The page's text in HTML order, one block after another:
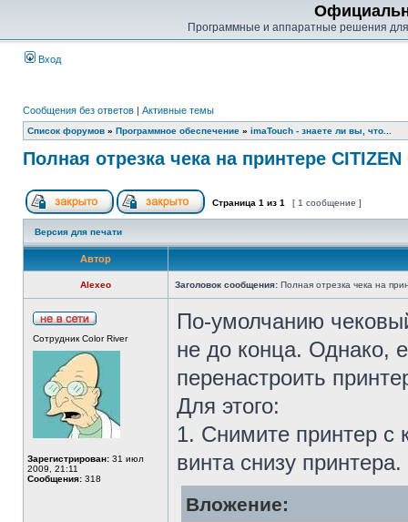
Программные и аппаратные решения
Вход
Сообщения без ответов | Активные темы
Список форумов » Программное обеспечение » imaTouch - знаете ли вы, что...
Полная отрезка чека на принтере CITIZEN
Страница 1 из 1 [ 1 сообщение ]
Версия для печати
Автор
Alexeo Заголовок сообщения: Полная отрезка чека на
Сотрудник Color River
Зарегистрирован: 31 июл
2009, 21:11
Сообщения: 318
По-умолчанию
не до конца. Однако,
перенастроить
Для этого:
1. Снимите принтер с
винта снизу принтера.
Вложение: